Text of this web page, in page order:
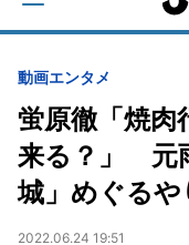
動画エンタメ
蛍原徹「焼
来る？」 元
城」めぐる
2022.06.24 19:51